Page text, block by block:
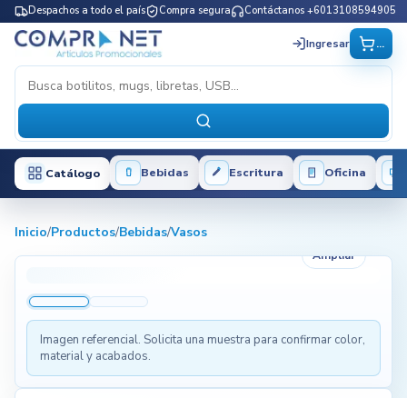
Despachos a todo el país Compra segura Contáctanos +6013108594905
Ingresar ...
Catálogo Bebidas Escritura Oficina
Inicio/Productos/Bebidas/Vasos
Ampliar
Imagen referencial. Solicita una muestra para confirmar color,
material y acabados.